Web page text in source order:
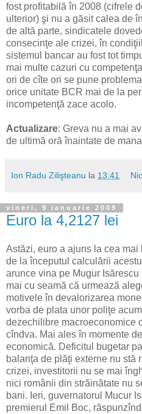
fost profitabilă în 2008 (cifrele
ulterior) şi nu a găsit calea de
de altă parte, sindicatele
consecinţe ale crizei, în
sistemul bancar au fost tot
mai multe cazuri cu
ori de cîte ori se pune
orice unitate BCR mai de la
incompetenţă zace acolo.
Actualizare: Greva nu a mai
de ultimă oră înaintate de
Ion Radu Zilişteanu la 13:41
vineri, 9 ianuarie 2009
Euro la 4,2127 lei
Astăzi, euro a ajuns la cea mai
de la începutul calculării
arunce vina pe Mugur
mai cu seamă că urmează
motivele în devalorizarea
vorba de plata unor poliţe
dezechilibre macroeconomice
cîndva. Mai ales în momente
economică. Deficitul bugetar
balanţa de plăţi externe nu stă
crizei, investitorii nu se mai
nici românii din străinătate nu
bani. Ieri, guvernatorul Mucur
premierul Emil Boc,